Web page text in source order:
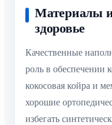
Материалы
здоровье
Качественные
роль в обеспечении
кокосовая койра и
хорошие
избегать